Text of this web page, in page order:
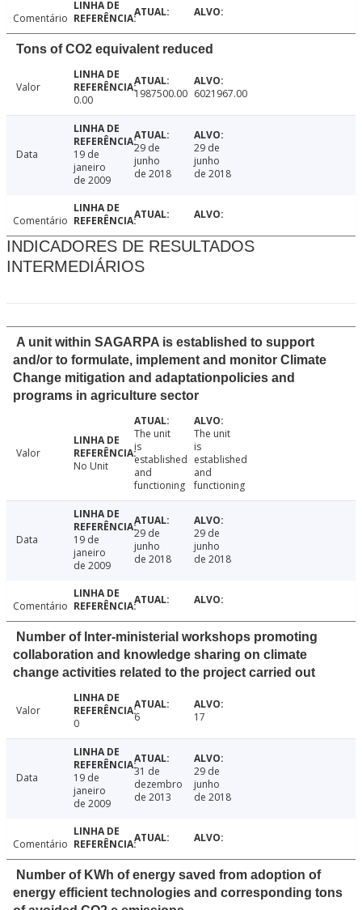
Comentário
Tons of CO2 equivalent reduced
Valor
0.00
1987500.00 6021967.00
Data
19 de
janeiro
de 2009
29 de
junho
de 2018
29 de
junho
de 2018
Comentário
INDICADORES DE RESULTADOS
INTERMEDIÁRIOS
A unit within SAGARPA is established to support
and/or to formulate, implement and monitor Climate
Change mitigation and adaptationpolicies and
programs in agriculture sector
Valor
No Unit
The unit
is
established
and
functioning
The unit
is
established
and
functioning
Data
19 de
janeiro
de 2009
29 de
junho
de 2018
29 de
junho
de 2018
Comentário
Number of Inter-ministerial workshops promoting
collaboration and knowledge sharing on climate
change activities related to the project carried out
Valor
0
6 17
Data
19 de
janeiro
de 2009
31 de
dezembro
de 2013
29 de
junho
de 2018
Comentário
Number of KWh of energy saved from adoption of
energy efficient technologies and corresponding tons